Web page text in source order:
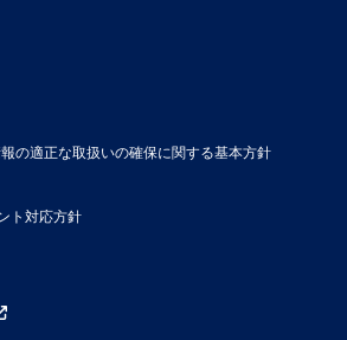
の適正な取扱いの確保に関する基本方針
ト対応方針